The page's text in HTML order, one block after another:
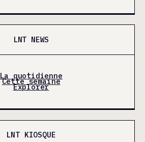
LNT NEWS
La quotidienne
Cette semaine
Explorer
LNT KIOSQUE